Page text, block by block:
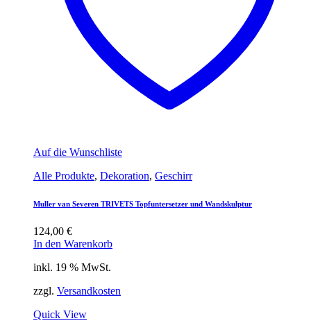
Auf die Wunschliste
Alle Produkte, Dekoration, Geschirr
Muller van Severen TRIVETS Topfuntersetzer und Wandskulptur
124,00 €
In den Warenkorb
inkl. 19 % MwSt.
zzgl. Versandkosten
Quick View